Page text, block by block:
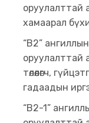
оруулалттай
хамаарал
“B2” ангиллын
оруулалттай
төлөөлөгч,
гадаадын
“B2-1”